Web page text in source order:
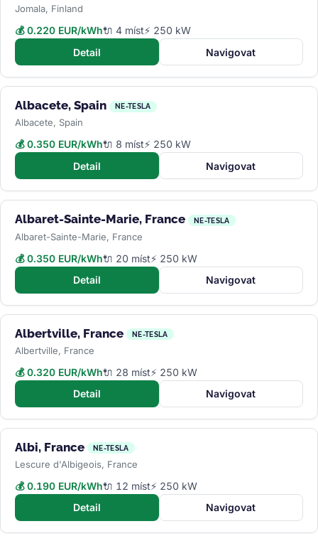
Jomala, Finland
💰 0.220 EUR/kWh🔌 4 míst⚡ 250 kW
Detail
Navigovat
Albacete, Spain NE-TESLA
Albacete, Spain
💰 0.350 EUR/kWh🔌 8 míst⚡ 250 kW
Detail
Navigovat
Albaret-Sainte-Marie, France NE-TESLA
Albaret-Sainte-Marie, France
💰 0.350 EUR/kWh🔌 20 míst⚡ 250 kW
Detail
Navigovat
Albertville, France NE-TESLA
Albertville, France
💰 0.320 EUR/kWh🔌 28 míst⚡ 250 kW
Detail
Navigovat
Albi, France NE-TESLA
Lescure d'Albigeois, France
💰 0.190 EUR/kWh🔌 12 míst⚡ 250 kW
Detail
Navigovat